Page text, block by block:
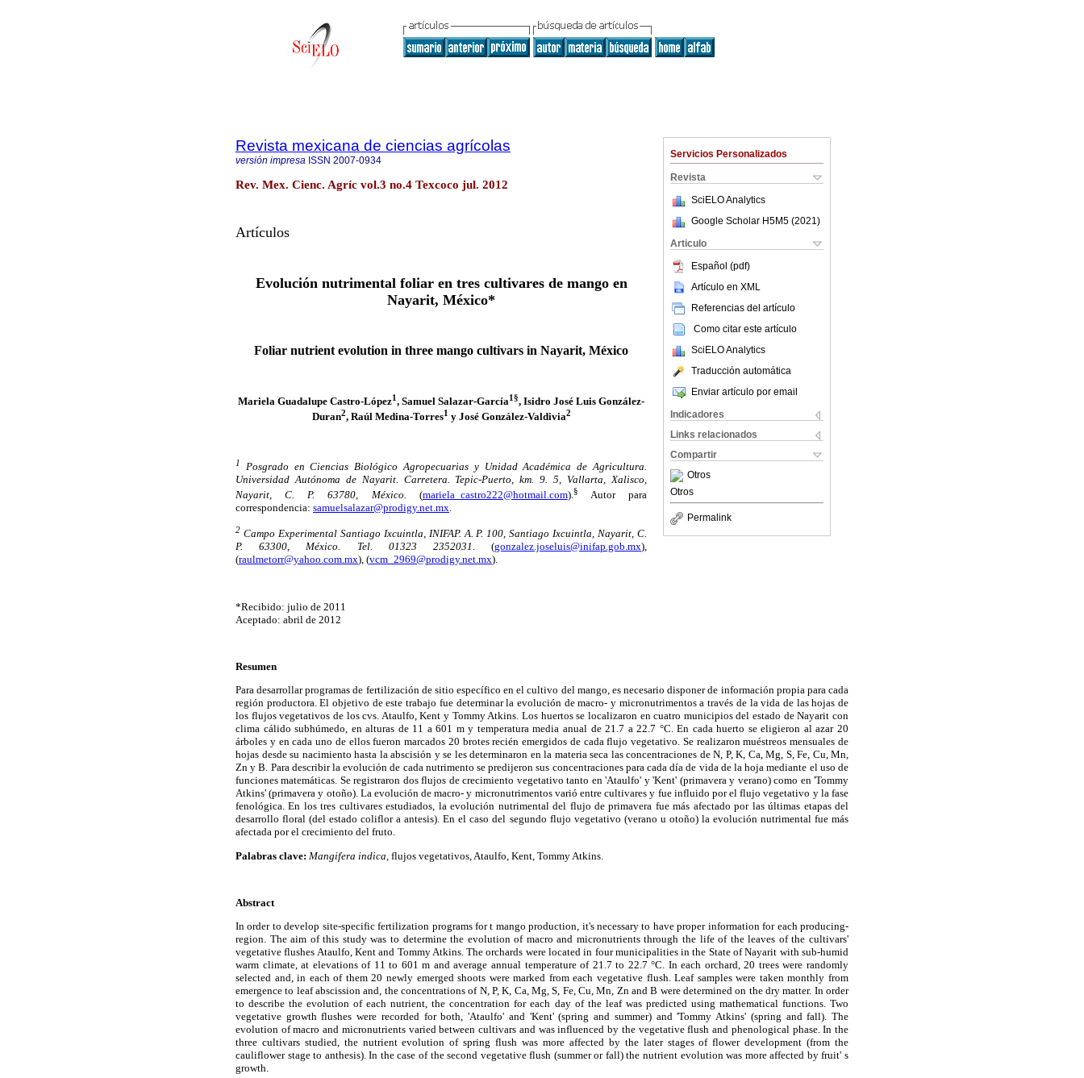
Servicios Personalizados
Revista
SciELO Analytics
Google Scholar H5M5 (2021 )
Articulo
Español (pdf)
Artículo en XML
Referencias del artículo
Como citar este artículo
SciELO Analytics
Traducción automática
Enviar artículo por email
Indicadores
Links relacionados
Compartir
Otros
Otros
Permalink
Revista mexicana de ciencias agrícolas
versión impresa ISSN 2007-0934
Rev. Mex. Cienc. Agríc vol.3 no.4 Texcoco jul. 2012
Artículos
Evolución nutrimental foliar en tres cultivares de mango en
Nayarit, México*
Foliar nutrient evolution in three mango cultivars in Nayarit, México
Mariela Guadalupe Castro-López1, Samuel Salazar-García1§, Isidro José Luis González-
Duran2, Raúl Medina-Torres1 y José González-Valdivia2
1
Posgrado en Ciencias Biológico Agropecuarias y Unidad Académica de Agricultura.
Universidad Autónoma de Nayarit. Carretera. Tepic-Puerto, km. 9. 5, Vallarta, Xalisco,
Nayarit, C. P. 63780, México.
(mariela_castro222@hotmail.com). §
Autor para
correspondencia: samuelsalazar@prodigy.net.mx
2 Campo Experimental Santiago Ixcuintla, INIFAP. A. P. 100, Santiago Ixcuintla, Nayarit, C.
P. 63300, México. Tel. 01323 2352031. (gonzalez.joseluis@inifap.gob.mx),
(raulmetorr@yahoo.com.mx), (vcm_2969@prodigy.net.mx).
*Recibido: julio de 2011
Aceptado: abril de 2012
Resumen
Para desarrollar programas de fertilización de sitio específico en el cultivo del mango, es necesario disponer de información propia para cada
región productora. El objetivo de este trabajo fue determinar la evolución de macro- y micronutrimentos a través de la vida de las hojas de
los flujos vegetativos de los cvs. Ataulfo, Kent y Tommy Atkins. Los huertos se localizaron en cuatro municipios del estado de Nayarit con
clima cálido subhúmedo, en alturas de 11 a 601 m y temperatura media anual de 21.7 a 22.7 °C. En cada huerto se eligieron al azar 20
árboles y en cada uno de ellos fueron marcados 20 brotes recién emergidos de cada flujo vegetativo. Se realizaron muéstreos mensuales de
hojas desde su nacimiento hasta la abscisión y se les determinaron en la materia seca las concentraciones de N, P, K, Ca, Mg, S, Fe, Cu, Mn,
Zn y B. Para describir la evolución de cada nutrimento se predijeron sus concentraciones para cada día de vida de la hoja mediante el uso de
funciones matemáticas. Se registraron dos flujos de crecimiento vegetativo tanto en 'Ataulfo' y 'Kent' (primavera y verano) como en 'Tommy
Atkins' (primavera y otoño). La evolución de macro- y micronutrimentos varió entre cultivares y fue influido por el flujo vegetativo y la fase
fenológica. En los tres cultivares estudiados, la evolución nutrimental del flujo de primavera fue más afectado por las últimas etapas del
desarrollo floral (del estado coliflor a antesis). En el caso del segundo flujo vegetativo (verano u otoño) la evolución nutrimental fue más
afectada por el crecimiento del fruto.
Palabras clave: Mangifera indica, flujos vegetativos, Ataulfo, Kent, Tommy Atkins.
Abstract
In order to develop site-specific fertilization programs for t mango production, it's necessary to have proper information for each producing-
region. The aim of this study was to determine the evolution of macro and micronutrients through the life of the leaves of the cultivars'
vegetative flushes Ataulfo, Kent and Tommy Atkins. The orchards were located in four municipalities in the State of Nayarit with sub-humid
warm climate, at elevations of 11 to 601 m and average annual temperature of 21.7 to 22.7 °C. In each orchard, 20 trees were randomly
selected and, in each of them 20 newly emerged shoots were marked from each vegetative flush. Leaf samples were taken monthly from
emergence to leaf abscission and, the concentrations of N, P, K, Ca, Mg, S, Fe, Cu, Mn, Zn and B were determined on the dry matter. In order
to describe the evolution of each nutrient, the concentration for each day of the leaf was predicted using mathematical functions. Two
vegetative growth flushes were recorded for both, 'Ataulfo' and 'Kent' (spring and summer) and 'Tommy Atkins' (spring and fall). The
evolution of macro and micronutrients varied between cultivars and was influenced by the vegetative flush and phenological phase. In the
three cultivars studied, the nutrient evolution of spring flush was more affected by the later stages of flower development (from the
cauliflower stage to anthesis). In the case of the second vegetative flush (summer or fall) the nutrient evolution was more affected by fruit' s
growth.